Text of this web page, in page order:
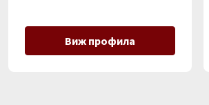
Виж профила